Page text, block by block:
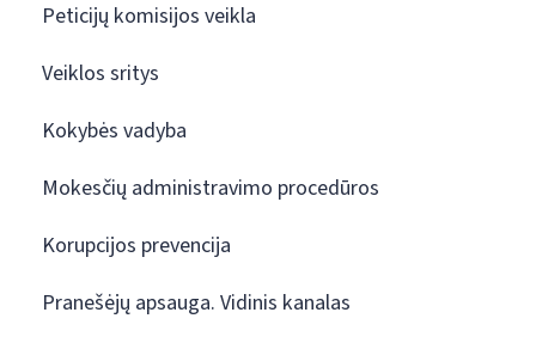
Peticijų komisijos veikla
Veiklos sritys
Kokybės vadyba
Mokesčių administravimo procedūros
Korupcijos prevencija
Pranešėjų apsauga. Vidinis kanalas